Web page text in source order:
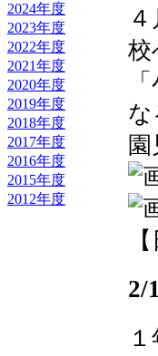
2024年度
2023年度
2022年度
2021年度
2020年度
2019年度
2018年度
2017年度
2016年度
2015年度
2012年度
校
な
2/